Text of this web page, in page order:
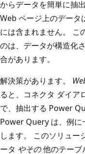
からデータを簡単に抽
Web ページ上のデータ
には含まれません。 こ
のは、データが構造化
合があります。
解決策があります。
ると、コネクタ ダイア
で、抽出する Power
Power Query は、例に
します。 このソリュー
ータ やその他のテーブ